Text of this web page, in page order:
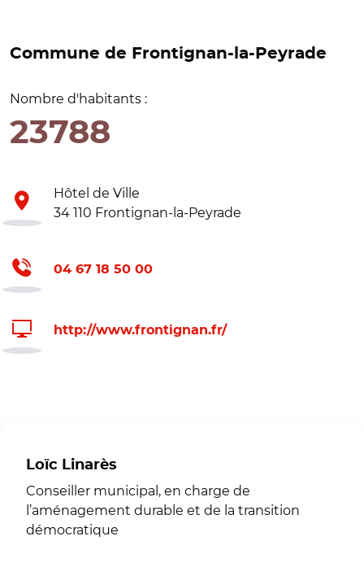
Commune de Frontignan-la-Peyrade
Nombre d'habitants :
23788
Hôtel de Ville
34 110 Frontignan-la-Peyrade
04 67 18 50 00
http://www.frontignan.fr/
Loïc Linarès
Conseiller municipal, en charge de
l’aménagement durable et de la transition
démocratique